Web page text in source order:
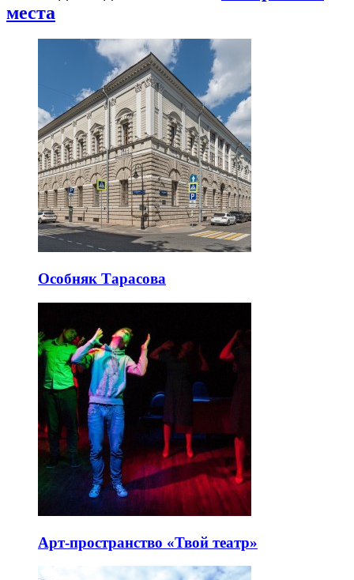
места
Особняк Тарасова
Арт-пространство «Твой театр»